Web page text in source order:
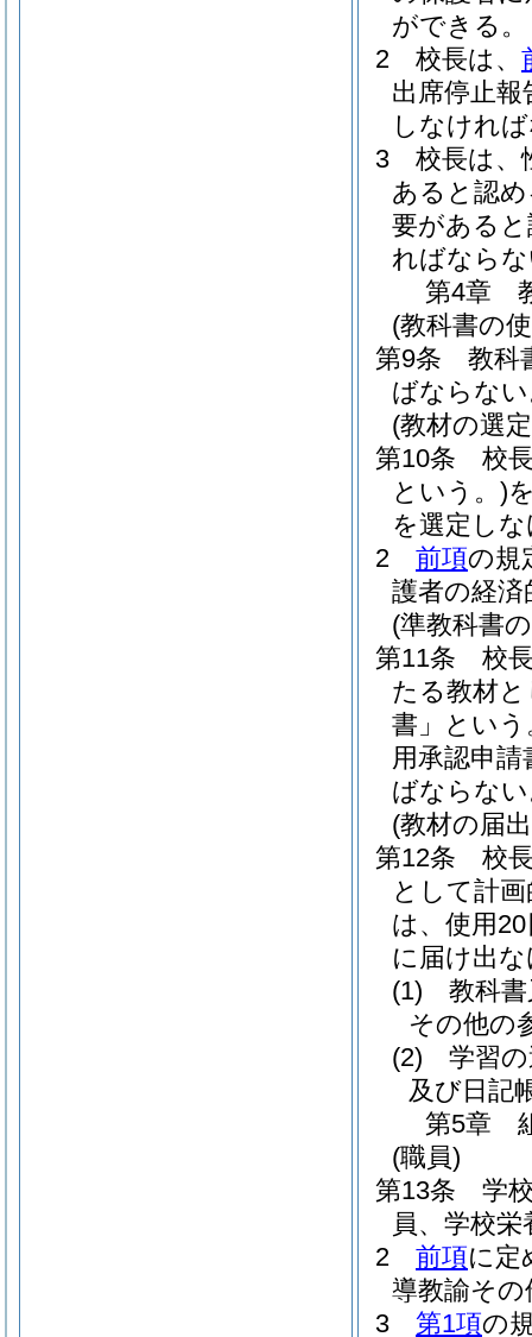
ができる。
2
校長は、
出席停止報
しなけれ
3
校長は、
あると認
要がある
ればなら
第4章
(教科書の
第9条
教科
ばならな
(教材の選
第10条
校
という。)
を選定し
2
前項の規
護者の経
(準教科書
第11条
校
たる教材
書」という
用承認申請
ばならな
(教材の届
第12条
校
として計
は、使用
に届け出
(1)
教科
その他の
(2)
学習
及び日記
第5章
(職員)
第13条
学
員、学校
2
前項に定
導教諭そ
3
第1項の